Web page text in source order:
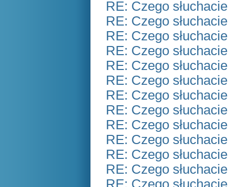
RE: Czego
RE: Czego
RE: Czego
RE: Czego
RE: Czego
RE: Czego
RE: Czego
RE: Czego
RE: Czego
RE: Czego
RE: Czego
RE: Czego
RE: Czego